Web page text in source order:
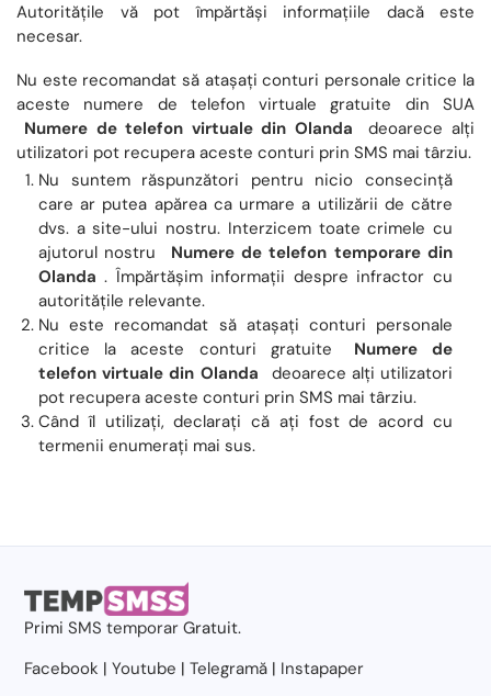
Autoritățile vă pot împărtăși informațiile dacă este
necesar.
Nu este recomandat să atașați conturi personale critice la
aceste numere de telefon virtuale gratuite din SUA
Numere de telefon virtuale din Olanda
deoarece alți
utilizatori pot recupera aceste conturi prin SMS mai târziu.
Nu suntem răspunzători pentru nicio consecință
care ar putea apărea ca urmare a utilizării de către
dvs. a site-ului nostru. Interzicem toate crimele cu
ajutorul nostru
Numere de telefon temporare din
Olanda . Împărtășim informații despre infractor cu
autoritățile relevante.
Nu este recomandat să atașați conturi personale
critice la aceste conturi gratuite
Numere de
telefon virtuale din Olanda
deoarece alți utilizatori
pot recupera aceste conturi prin SMS mai târziu.
Când îl utilizați, declarați că ați fost de acord cu
termenii enumerați mai sus.
PrimiSMS temporar Gratuit.
Facebook |Youtube |Telegramă | Instapaper